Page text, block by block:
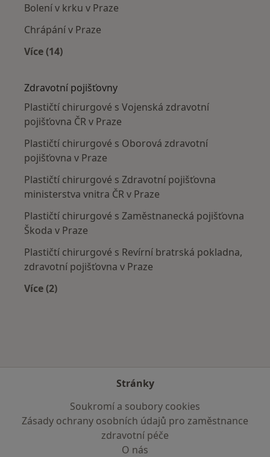
Bolení v krku v Praze
Chrápání v Praze
Více (14)
Zdravotní pojišťovny
Plastičtí chirurgové s Vojenská zdravotní
pojišťovna ČR v Praze
Plastičtí chirurgové s Oborová zdravotní
pojišťovna v Praze
Plastičtí chirurgové s Zdravotní pojišťovna
ministerstva vnitra ČR v Praze
Plastičtí chirurgové s Zaměstnanecká pojišťovna
Škoda v Praze
Plastičtí chirurgové s Revírní bratrská pokladna,
zdravotní pojišťovna v Praze
Více (2)
Stránky
Soukromí a soubory cookies
Zásady ochrany osobních údajů pro zaměstnance
zdravotní péče
O nás